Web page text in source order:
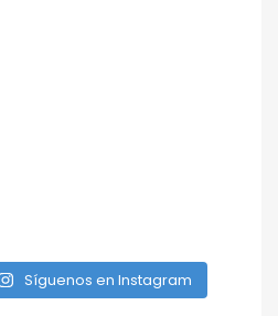
Síguenos en Instagram